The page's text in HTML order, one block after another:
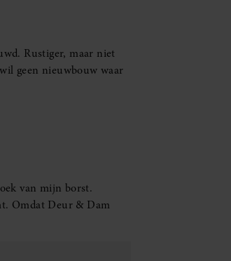
lastig. Maar op
van jewelste.
week haar huis te
staat. Anders